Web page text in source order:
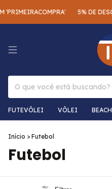
5% DE
FUTEVÔLEI VÔLEI
Início > Futebol
Futebol